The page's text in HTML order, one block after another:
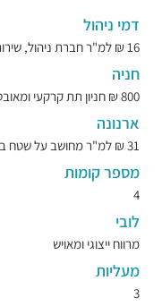
דמי ניהול
16 ₪ למ"ר חברת ניהול, שירותים מלאים.
חניה
800 ₪ חניון תת קרקעי ומאובטח.
ארנונה
31 ₪ למ"ר מחושב על שטח ברוטו!
מספר קומות
4
לובי
מרווח ייצוגי ומאויש
מעליות
3